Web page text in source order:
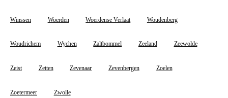
Winssen Woerden Woerdense Verlaat Woudenberg
Woudrichem Wychen Zaltbommel Zeeland Zeewolde
Zeist Zetten Zevenaar Zevenbergen Zoelen
Zoetermeer Zwolle